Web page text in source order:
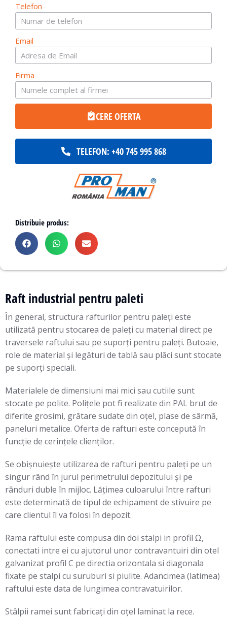
Telefon
Email
Firma
CERE OFERTA
TELEFON: +40 745 995 868
Distribuie produs:
Raft industrial pentru paleti
În general, structura rafturilor pentru paleţi este
utilizată pentru stocarea de paleţi cu material direct pe
traversele raftului sau pe suporți pentru paleți. Butoaie,
role de material şi legături de tablă sau plăci sunt stocate
pe suporți speciali.
Materialele de dimensiuni mai mici sau cutiile sunt
stocate pe polite. Polițele pot fi realizate din PAL brut de
diferite grosimi, grătare sudate din oţel, plase de sârmă,
paneluri metalice. Oferta de rafturi este concepută în
funcție de cerinţele clienților.
Se obișnuiește utilizarea de rafturi pentru paleţi pe un
singur rând în jurul perimetrului depozitului şi pe
rânduri duble în mijloc. Lățimea culoarului între rafturi
este determinată de tipul de echipament de stivuire pe
care clientul îl va folosi în depozit.
Rama raftului este compusa din doi stalpi in profil Ω,
conectati intre ei cu ajutorul unor contravantuiri din otel
galvanizat profil C pe directia orizontala si diagonala
fixate pe stalpi cu suruburi si piulite. Adancimea (latimea)
raftului este data de lungimea contravatuirilor.
Stâlpii ramei sunt fabricați din oţel laminat la rece.